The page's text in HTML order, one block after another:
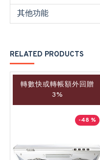
其他功能
RELATED PRODUCTS
轉數快或轉帳額外回贈
3%
-48 %